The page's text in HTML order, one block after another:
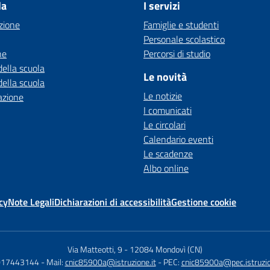
scuola
scuola
I servizi
Famiglie e studenti
Personale scolastico
Percorsi di studio
Le novità
Le notizie
I comunicati
Le circolari
Calendario eventi
Le scadenze
Albo online
Note LegaliDichiarazioni di accessibilitàGestione cookie
Via Matteotti, 9 -12084 Mondovì (CN)
- Mail:cnic85900a@istruzione.it - PEC: